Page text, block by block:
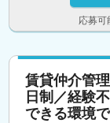
応募
賃貸仲介管
日制／経験
できる環境